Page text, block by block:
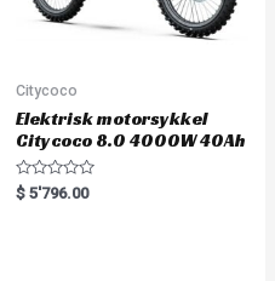
Citycoco
Elektrisk motorsykkel
Citycoco 8.0 4000W 40Ah
R
a
$ 5'796.00